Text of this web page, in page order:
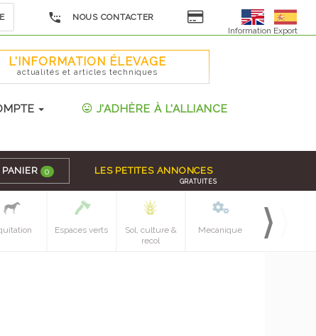
NOUS CONTACTER
Information Export
L'INFORMATION ÉLEVAGE
actualités et articles techniques
J'ADHÈRE À L'ALLIANCE
PANIER 0 LES PETITES ANNONCES
GRATUITES
Espaces verts
Sol, culture &
recol
Mecanique